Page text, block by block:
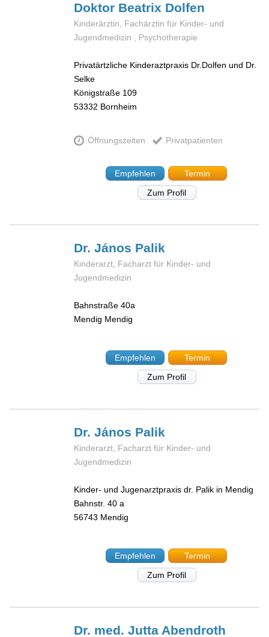
Doktor Beatrix Dolfen
Kinderärztin, Fachärztin für Kinder- und
Jugendmedizin , Psychotherapie
Privatärtzliche Kinderaztpraxis Dr.Dolfen und Dr.
Selke
Königstraße 109
53332 Bornheim
Öffnungszeiten Privatpatienten
Empfehlen
Termin
Zum Profil
Dr. János Palik
Kinderarzt, Facharzt für Kinder- und
Jugendmedizin
Bahnstraße 40a
Mendig Mendig
Empfehlen
Termin
Zum Profil
Dr. János Palik
Kinderarzt, Facharzt für Kinder- und
Jugendmedizin
Kinder- und Jugenarztpraxis dr. Palik in Mendig
Bahnstr. 40 a
56743 Mendig
Empfehlen
Termin
Zum Profil
Dr. med. Jutta Abendroth